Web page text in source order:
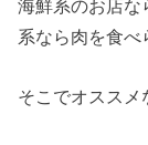
海鮮系のお店な
系なら肉を食べ
そこでオススメ